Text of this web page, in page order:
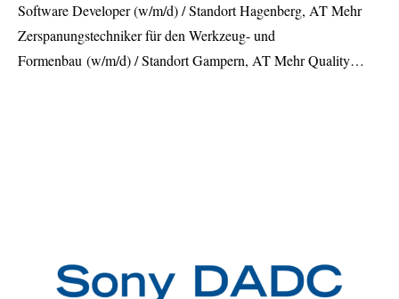
Software Developer (w/m/d) / Standort Hagenberg, AT Mehr
Zerspanungstechniker für den Werkzeug- und
Formenbau (w/m/d) / Standort Gampern, AT Mehr Quality…